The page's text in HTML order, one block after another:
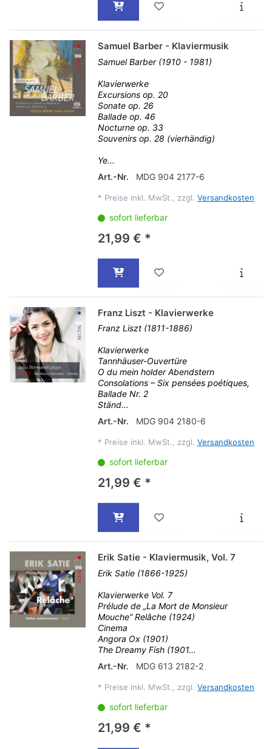
Samuel Barber - Klaviermusik
Samuel Barber (1910 - 1981)
Klavierwerke
Excursions op. 20
Sonate op. 26
Ballade op. 46
Nocturne op. 33
Souvenirs op. 28 (vierhändig)
Ye...
Art.-Nr.
MDG 904 2177-6
* Preise inkl. MwSt., zzgl. Versandkosten
sofort lieferbar
21,99 € *
Franz Liszt - Klavierwerke
Franz Liszt (1811-1886)
Klavierwerke
Tannhäuser-Ouvertüre
O du mein holder Abendstern
Consolations – Six pensées poétiques,
Ballade Nr. 2
Ständ...
Art.-Nr.
MDG 904 2180-6
* Preise inkl. MwSt., zzgl. Versandkosten
sofort lieferbar
21,99 € *
Erik Satie - Klaviermusik, Vol. 7
Erik Satie (1866-1925)
Klavierwerke Vol. 7
Prélude de „La Mort de Monsieur
Mouche“ Relâche (1924)
Cinema
Angora Ox (1901)
The Dreamy Fish (1901...
Art.-Nr.
MDG 613 2182-2
* Preise inkl. MwSt., zzgl. Versandkosten
sofort lieferbar
21,99 € *